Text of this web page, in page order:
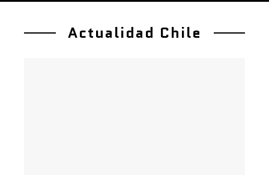
Actualidad Chile